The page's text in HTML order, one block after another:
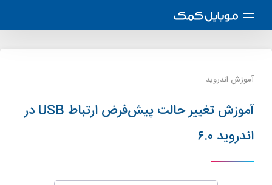
آموزش اندروید
آموزش تغییر حالت پیش‌فرض ارتباط USB در
اندروید ۶.۰